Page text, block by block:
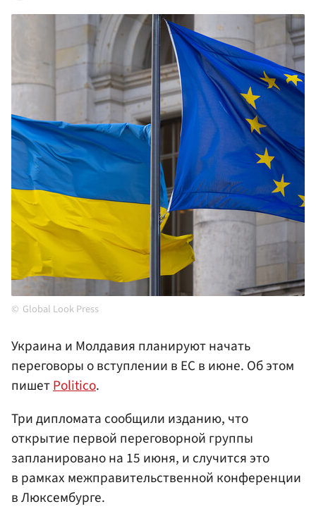
Global Look Press
Украина и Молдавия планируют начать
переговоры о вступлении в ЕС в июне. Об этом
пишетPolitico.
Три дипломата сообщили изданию, что
открытие первой переговорной группы
запланировано на 15 июня, и случится это
в рамках межправительственной конференции
в Люксембурге.